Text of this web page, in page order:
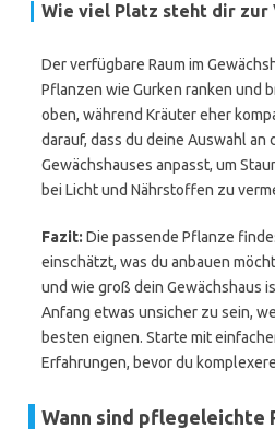
Wie viel Platz steht dir zur
Der verfügbare Raum im
Pflanzen wie Gurken ranken und
oben, während Kräuter eher
darauf, dass du deine Auswahl an
Gewächshauses anpasst, um
bei Licht und Nährstoffen zu
Fazit: Die passende Pflanze
einschätzt, was du anbauen
und wie groß dein Gewächshaus
Anfang etwas unsicher zu sein,
besten eignen. Starte mit
Erfahrungen, bevor du
Wann sind pflegeleichte